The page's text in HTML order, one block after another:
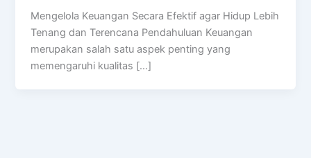
Mengelola Keuangan Secara Efektif agar Hidup Lebih
Tenang dan Terencana Pendahuluan Keuangan
merupakan salah satu aspek penting yang
memengaruhi kualitas […]